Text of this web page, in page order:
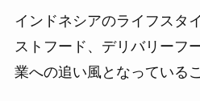
インドネシアのライフスタ
ストフード、デリバリーフ
業への追い風となっている